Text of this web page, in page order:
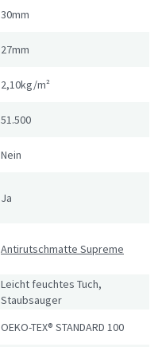
30mm
27mm
2,10kg/m²
51.500
Nein
Ja
Antirutschmatte Supreme
Leicht feuchtes Tuch,
Staubsauger
OEKO-TEX® STANDARD 100